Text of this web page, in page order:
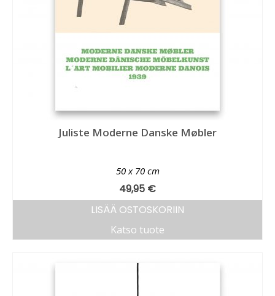
Juliste Moderne Danske Møbler
50 x 70 cm
49,95 €
LISÄÄ OSTOSKORIIN
Katso tuote